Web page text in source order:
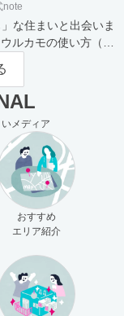
note
」な住まいと出会いま
ルカモの使い方（買
メディア
おすすめ
エリア紹介